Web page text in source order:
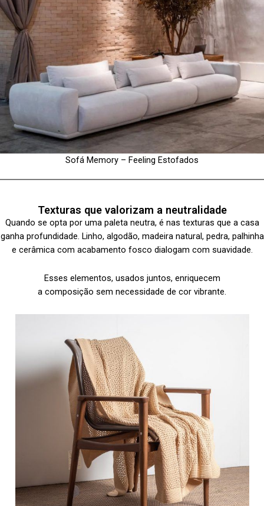
Sofá Memory – Feeling Estofados
Texturas que valorizam a neutralidade
Quando se opta por uma paleta neutra, é nas texturas que a casa
ganha profundidade. Linho, algodão, madeira natural, pedra, palhinha
e cerâmica com acabamento fosco dialogam com suavidade.
Esses elementos, usados juntos, enriquecem
a composição sem necessidade de cor vibrante.